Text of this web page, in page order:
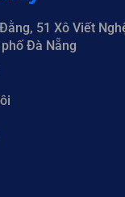
51 Xô Viết
Đà Nẵng